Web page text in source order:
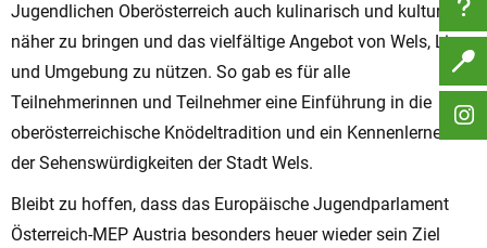
Jugendlichen Oberösterreich auch kulinarisch und kulturell
näher zu bringen und das vielfältige Angebot von Wels, Linz
und Umgebung zu nützen. So gab es für alle
Teilnehmerinnen und Teilnehmer eine Einführung in die
oberösterreichische Knödeltradition und ein Kennenlernen
der Sehenswürdigkeiten der Stadt Wels.
Bleibt zu hoffen, dass das Europäische Jugendparlament
Österreich-MEP Austria besonders heuer wieder sein Ziel